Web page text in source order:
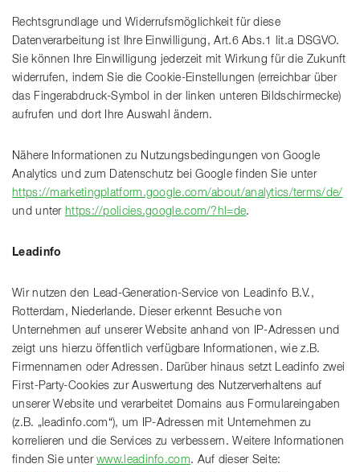
Rechtsgrundlage und Widerrufsmöglichkeit für diese
Datenverarbeitung ist Ihre Einwilligung, Art.6 Abs.1 lit.a DSGVO.
Sie können Ihre Einwilligung jederzeit mit Wirkung für die Zukunft
widerrufen, indem Sie die Cookie-Einstellungen (erreichbar über
das Fingerabdruck-Symbol in der linken unteren Bildschirmecke)
aufrufen und dort Ihre Auswahl ändern.
Nähere Informationen zu Nutzungsbedingungen von Google
Analytics und zum Datenschutz bei Google finden Sie unter
https://marketingplatform.google.com/about/analytics/terms/de/
und unter https://policies.google.com/?hl=de.
Leadinfo
Wir nutzen den Lead-Generation-Service von Leadinfo B.V.,
Rotterdam, Niederlande. Dieser erkennt Besuche von
Unternehmen auf unserer Website anhand von IP-Adressen und
zeigt uns hierzu öffentlich verfügbare Informationen, wie z.B.
Firmennamen oder Adressen. Darüber hinaus setzt Leadinfo zwei
First-Party-Cookies zur Auswertung des Nutzerverhaltens auf
unserer Website und verarbeitet Domains aus Formulareingaben
(z.B. „leadinfo.com“), um IP-Adressen mit Unternehmen zu
korrelieren und die Services zu verbessern. Weitere Informationen
finden Sie unterwww.leadinfo.com. Auf dieser Seite: